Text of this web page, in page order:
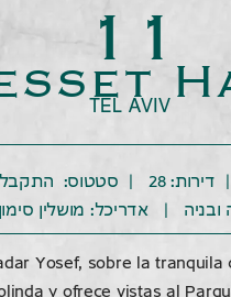
11
TEL AVIV
ובניה | אדריכל: מושלין
Yosef, sobre la tranquila
y ofrece vistas al